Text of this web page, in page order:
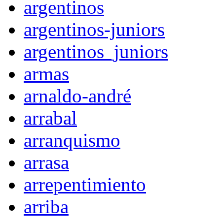
argentinos
argentinos-juniors
argentinos_juniors
armas
arnaldo-andré
arrabal
arranquismo
arrasa
arrepentimiento
arriba